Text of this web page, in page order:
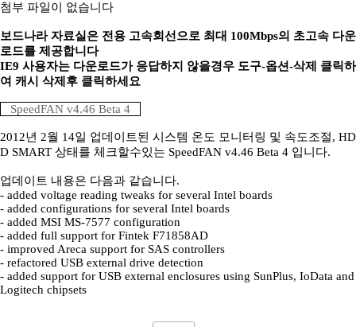
첨부 파일이 없습니다
보드나라 자료실은 전용 고속회선으로 최대 100Mbps의 초고속 다운
로드를 제공합니다
IE9 사용자는 다운로드가 응답하지 않을경우 도구-옵션-삭제 클릭하
여 캐시 삭제후 클릭하세요
SpeedFAN v4.46 Beta 4
2012년 2월 14일 업데이트된 시스템 온도 모니터링 및 속도조절, HD
D SMART 상태를 체크할수있는 SpeedFAN v4.46 Beta 4 입니다.
업데이트 내용은 다음과 같습니다.
- added voltage reading tweaks for several Intel boards
- added configurations for several Intel boards
- added MSI MS-7577 configuration
- added full support for Fintek F71858AD
- improved Areca support for SAS controllers
- refactored USB external drive detection
- added support for USB external enclosures using SunPlus, IoData and
Logitech chipsets